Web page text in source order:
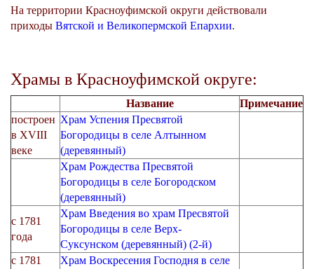
На территории Красноуфимской округи действовали
приходы Вятской и Великопермской Епархии.
Храмы в Красноуфимской округе:
Название
Примечание
построен
в XVIII
веке
Храм Успения Пресвятой
Богородицы в селе Алтынном
(деревянный)
Храм Рождества Пресвятой
Богородицы в селе Богородском
(деревянный)
с 1781
года
Храм Введения во храм Пресвятой
Богородицы в селе Верх-
Суксунском (деревянный) (2-й)
с 1781
Храм Воскресения Господня в селе